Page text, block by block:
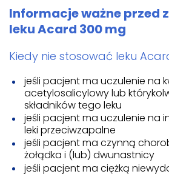
Informacje ważne przed
leku Acard 300 mg
Kiedy nie stosować leku
jeśli pacjent ma uczulenie na
acetylosalicylowy lub
składników tego leku
jeśli pacjent ma uczulenie na
leki przeciwzapalne
jeśli pacjent ma czynną
żołądka i (lub) dwunastnicy
jeśli pacjent ma ciężką